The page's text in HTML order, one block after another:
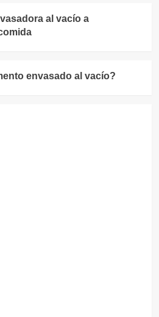
al vacío a
envasado al vacío?